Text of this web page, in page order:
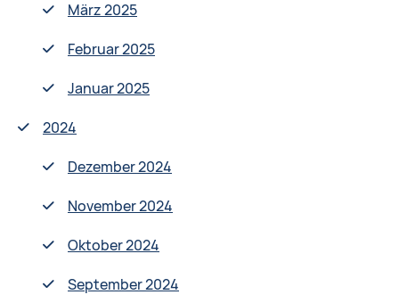
März 2025
Februar 2025
Januar 2025
2024
Dezember 2024
November 2024
Oktober 2024
September 2024